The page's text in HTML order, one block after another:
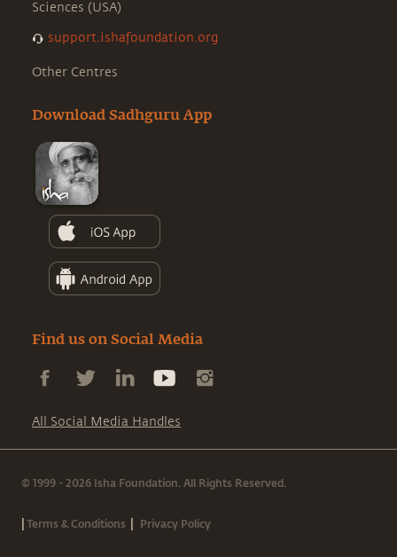
Sciences (USA)
support.ishafoundation.org
Other Centres
Download Sadhguru App
Find us on Social Media
All Social Media Handles
© 1999 - 2026 Isha Foundation. All Rights Reserved.
|Terms & Conditions | Privacy Policy